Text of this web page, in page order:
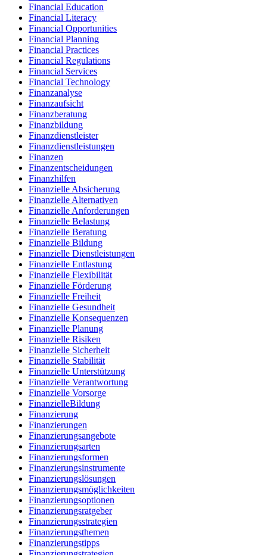
Financial Education
Financial Literacy
Financial Opportunities
Financial Planning
Financial Practices
Financial Regulations
Financial Services
Financial Technology
Finanzanalyse
Finanzaufsicht
Finanzberatung
Finanzbildung
Finanzdienstleister
Finanzdienstleistungen
Finanzen
Finanzentscheidungen
Finanzhilfen
Finanzielle Absicherung
Finanzielle Alternativen
Finanzielle Anforderungen
Finanzielle Belastung
Finanzielle Beratung
Finanzielle Bildung
Finanzielle Dienstleistungen
Finanzielle Entlastung
Finanzielle Flexibilität
Finanzielle Förderung
Finanzielle Freiheit
Finanzielle Gesundheit
Finanzielle Konsequenzen
Finanzielle Planung
Finanzielle Risiken
Finanzielle Sicherheit
Finanzielle Stabilität
Finanzielle Unterstützung
Finanzielle Verantwortung
Finanzielle Vorsorge
FinanzielleBildung
Finanzierung
Finanzierungen
Finanzierungsangebote
Finanzierungsarten
Finanzierungsformen
Finanzierungsinstrumente
Finanzierungslösungen
Finanzierungsmöglichkeiten
Finanzierungsoptionen
Finanzierungsratgeber
Finanzierungsstrategien
Finanzierungsthemen
Finanzierungstipps